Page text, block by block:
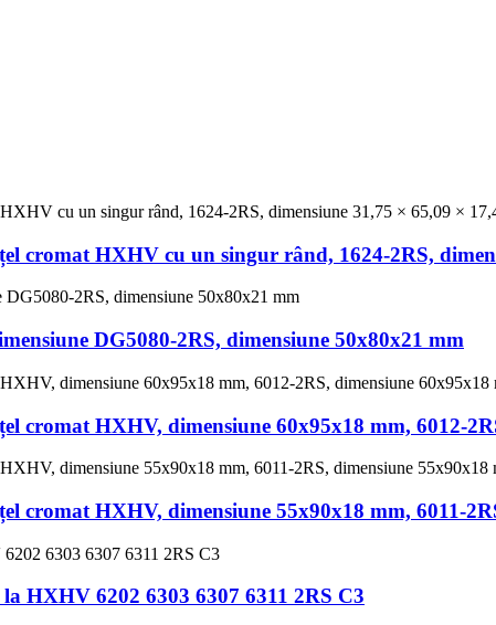
cromat HXHV cu un singur rând, 1624-2RS,
DG5080-2RS, dimensiune 50x80x21 mm
cromat HXHV, dimensiune 60x95x18 mm, 6012-
cromat HXHV, dimensiune 55x90x18 mm, 6011-
HXHV 6202 6303 6307 6311 2RS C3